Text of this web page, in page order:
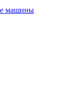
машины